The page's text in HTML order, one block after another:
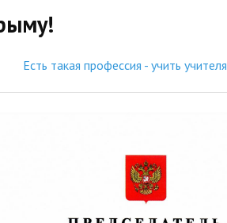
Есть такая профессия - учить учителя